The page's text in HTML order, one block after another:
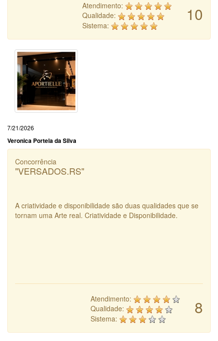
10
Atendimento:
Qualidade:
Sistema:
7/21/2026
Veronica Portela da Silva
Concorrência
"VERSADOS.RS"
A criatividade e disponibilidade são duas qualidades que se
tornam uma Arte real. Criatividade e Disponibilidade.
8
Atendimento:
Qualidade:
Sistema: